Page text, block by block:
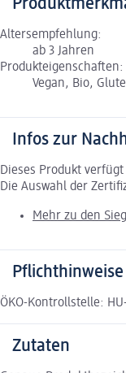
Altersempfehlung:
ab 3 Jahren
Produkteigenschaften:
Vegan, Bio,
Infos zur
Dieses Produkt
Die Auswahl der
Mehr zu den
Pflichthinweise
ÖKO-Kontrollstelle: HU-
Zutaten